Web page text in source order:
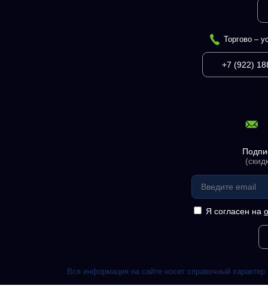
Торгово –
+7 (922)
Я согласен на
Вся информация на сайте носит справочный